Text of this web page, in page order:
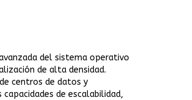
del sistema operativo
de alta densidad.
centros de datos y
de escalabilidad,